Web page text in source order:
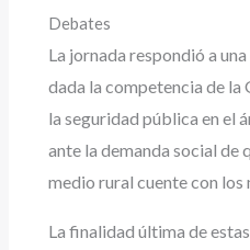
Debates
La jornada respondió a
dada la competencia de la
la seguridad pública en el
ante la demanda social de
medio rural cuente con los
La finalidad última de